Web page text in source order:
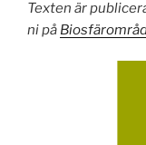
Texten är
ni på